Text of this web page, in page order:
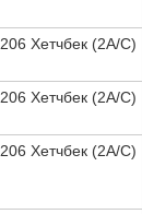
206 Хетчбек (2A/C)
206 Хетчбек (2A/C)
206 Хетчбек (2A/C)